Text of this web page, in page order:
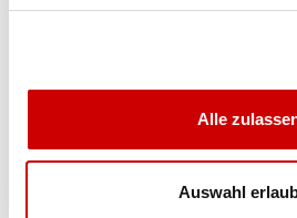
Alle
Auswahl
Eigenschaften